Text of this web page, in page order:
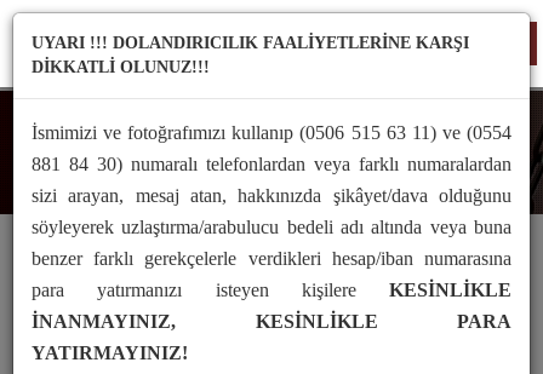
UYARI !!! DOLANDIRICILIK FAALİYETLERİNE KARŞI
DİKKATLİ OLUNUZ!!!
İsmimizi ve fotoğrafımızı kullanıp (0506 515 63 11) ve (0554
881 84 30) numaralı telefonlardan veya farklı numaralardan
sizi arayan, mesaj atan, hakkınızda şikâyet/dava olduğunu
söyleyerek uzlaştırma/arabulucu bedeli adı altında veya buna
benzer farklı gerekçelerle verdikleri hesap/iban numarasına
para yatırmanızı isteyen kişilere KESİNLİKLE
İNANMAYINIZ, KESİNLİKLE PARA
YATIRMAYINIZ!
Mevzuat
8049
TÜRK MEDENİ KANUNU